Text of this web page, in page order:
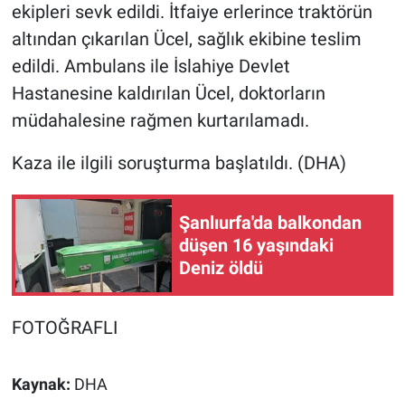
ekipleri sevk edildi. İtfaiye erlerince traktörün
altından çıkarılan Ücel, sağlık ekibine teslim
edildi. Ambulans ile İslahiye Devlet
Hastanesine kaldırılan Ücel, doktorların
müdahalesine rağmen kurtarılamadı.
Kaza ile ilgili soruşturma başlatıldı. (DHA)
Şanlıurfa'da balkondan
düşen 16 yaşındaki
Deniz öldü
FOTOĞRAFLI
Kaynak: DHA